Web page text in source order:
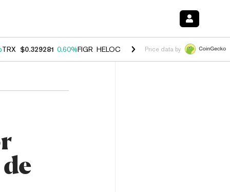
TRX $0.329281 0.60%FIGR_HELOC $1.001 -2.70%HYPE $54.82
Price data by